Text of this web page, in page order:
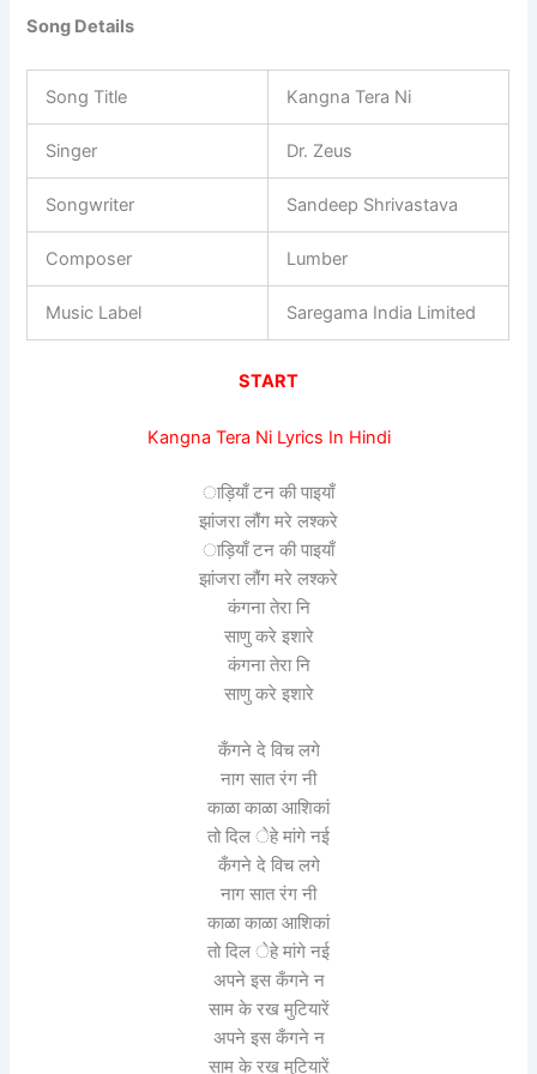
Song Details
Song Title Kangna Tera Ni
Singer Dr. Zeus
Songwriter Sandeep Shrivastava
Composer Lumber
Music Label Saregama India Limited
START
Kangna Tera Ni Lyrics In Hindi
ाड़ियाँ टन की पाइयाँ
झांजरा लौंग मरे लश्करे
ाड़ियाँ टन की पाइयाँ
झांजरा लौंग मरे लश्करे
कंगना तेरा नि
साणु करे इशारे
कंगना तेरा नि
साणु करे इशारे
कँगने दे विच लगे
नाग सात रंग नी
काळा काळा आशिकां
तो दिल ेहे मांगे नई
कँगने दे विच लगे
नाग सात रंग नी
काळा काळा आशिकां
तो दिल ेहे मांगे नई
अपने इस कँगने न
साम के रख मुटियारें
अपने इस कँगने न
साम के रख मुटियारें